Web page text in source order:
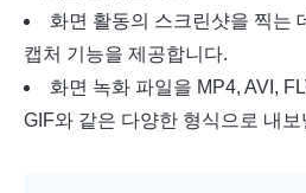
화면 활동의 스크린샷을 찍는
캡처 기능을 제공합니다.
화면 녹화 파일을 MP4, AVI,
GIF와 같은 다양한 형식으로 내